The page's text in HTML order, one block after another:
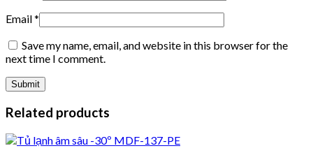
Email*
Save my name, email, and website in this browser for the
next time I comment.
Related products